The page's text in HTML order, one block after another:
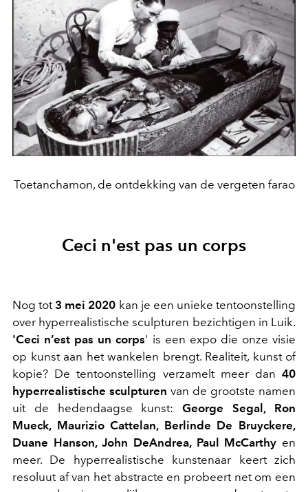
Toetanchamon, de ontdekking van de vergeten farao
Ceci n'est pas un corps
Nog tot3 mei 2020 kan je een unieke tentoonstelling
over hyperrealistische sculpturen bezichtigen in Luik.
'Ceci n’est pas un corps' is een expo die onze visie
op kunst aan het wankelen brengt. Realiteit, kunst of
kopie? De tentoonstelling verzamelt meer dan 40
hyperrealistische sculpturen van de grootste namen
uit de hedendaagse kunst:George Segal, Ron
Mueck, Maurizio Cattelan, Berlinde De Bruyckere,
Duane Hanson, John DeAndrea, Paul McCarthy en
meer. De hyperrealistische kunstenaar keert zich
resoluut af van het abstracte en probeert net om een